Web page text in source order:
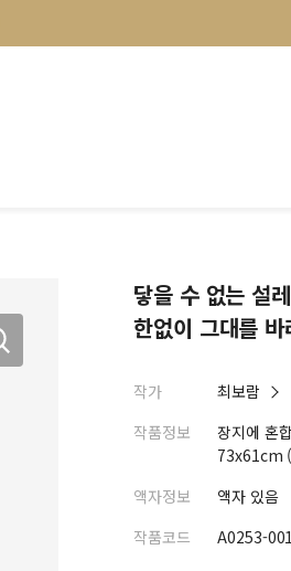
닿을 수 없는 설
한없이 그대를
작가
최보람
작품정보
장지에 혼
73x61cm
액자정보
액자 있음
작품코드
A0253-